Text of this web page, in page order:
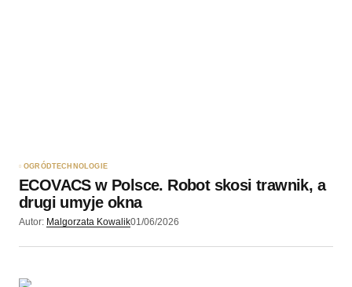
OGRÓDTECHNOLOGIE
ECOVACS w Polsce. Robot skosi trawnik, a
drugi umyje okna
Autor: Malgorzata Kowalik01/06/2026